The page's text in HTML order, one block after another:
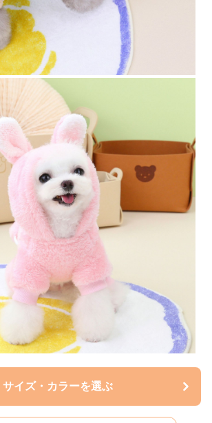
サイズ・カラーを選ぶ